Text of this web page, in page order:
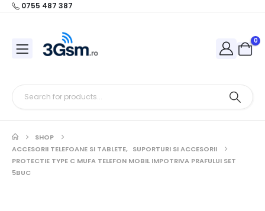
0755 487 387
0
SHOP
ACCESORII TELEFOANE SI TABLETE, SUPORTURI SI ACCESORII
PROTECTIE TYPE C MUFA TELEFON MOBIL IMPOTRIVA PRAFULUI SET
5BUC